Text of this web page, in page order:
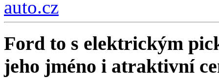
auto.cz
Ford to s elektrickým
jeho jméno i atraktivní